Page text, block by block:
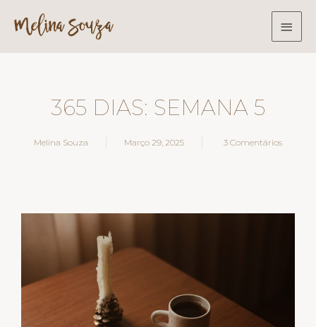
365 DIAS: SEMANA 5
Melina Souza Março 29, 2025 3 Comentários